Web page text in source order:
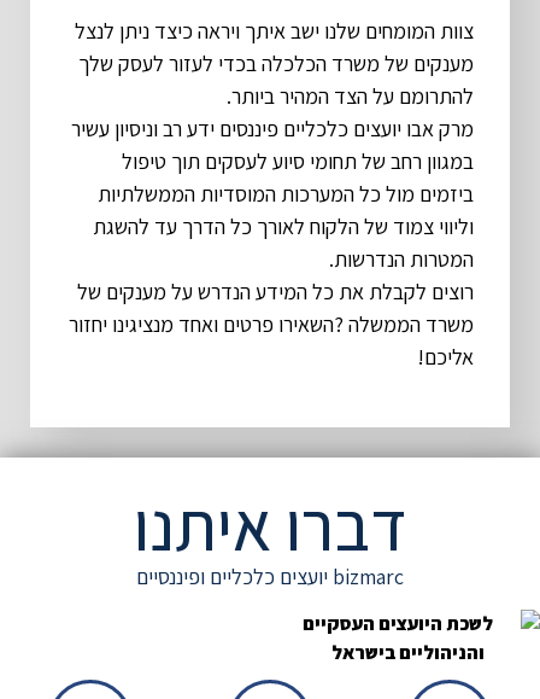
צוות המומחים שלנו ישב איתך ויראה כיצד ניתן לנצל
מענקים של משרד הכלכלה בכדי לעזור לעסק שלך
להתרומם על הצד המהיר ביותר.
מרק אבו יועצים כלכליים פיננסים ידע רב וניסיון עשיר
במגוון רחב של תחומי סיוע לעסקים תוך טיפול
ביזמים מול כל המערכות המוסדיות הממשלתיות
וליווי צמוד של הלקוח לאורך כל הדרך עד להשגת
המטרות הנדרשות.
רוצים לקבלת את כל המידע הנדרש על מענקים של
משרד הממשלה ?השאירו פרטים ואחד מנציגינו יחזור
אליכם!
דברו איתנו
bizmarc יועצים כלכליים ופיננסיים